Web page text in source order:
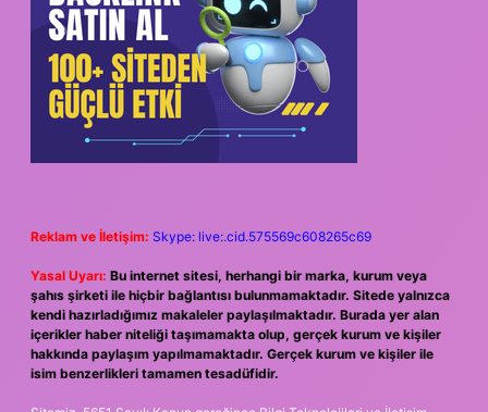
Reklam ve İletişim: Skype: live:.cid.575569c608265c69
Yasal Uyarı: Bu internet sitesi, herhangi bir marka, kurum veya
şahıs şirketi ile hiçbir bağlantısı bulunmamaktadır. Sitede yalnızca
kendi hazırladığımız makaleler paylaşılmaktadır. Burada yer alan
içerikler haber niteliği taşımamakta olup, gerçek kurum ve kişiler
hakkında paylaşım yapılmamaktadır. Gerçek kurum ve kişiler ile
isim benzerlikleri tamamen tesadüfidir.